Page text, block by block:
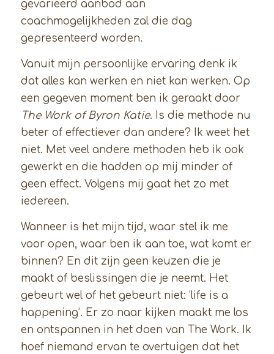
gevarieerd aanbod aan
coachmogelijkheden zal die dag
gepresenteerd worden.
Vanuit mijn persoonlijke ervaring denk ik
dat alles kan werken en niet kan werken. Op
een gegeven moment ben ik geraakt door
The Work of Byron Katie. Is die methode nu
beter of effectiever dan andere? Ik weet het
niet. Met veel andere methoden heb ik ook
gewerkt en die hadden op mij minder of
geen effect. Volgens mij gaat het zo met
iedereen.
Wanneer is het mijn tijd, waar stel ik me
voor open, waar ben ik aan toe, wat komt er
binnen? En dit zijn geen keuzen die je
maakt of beslissingen die je neemt. Het
gebeurt wel of het gebeurt niet: ‘life is a
happening’. Er zo naar kijken maakt me los
en ontspannen in het doen van The Work. Ik
hoef niemand ervan te overtuigen dat het